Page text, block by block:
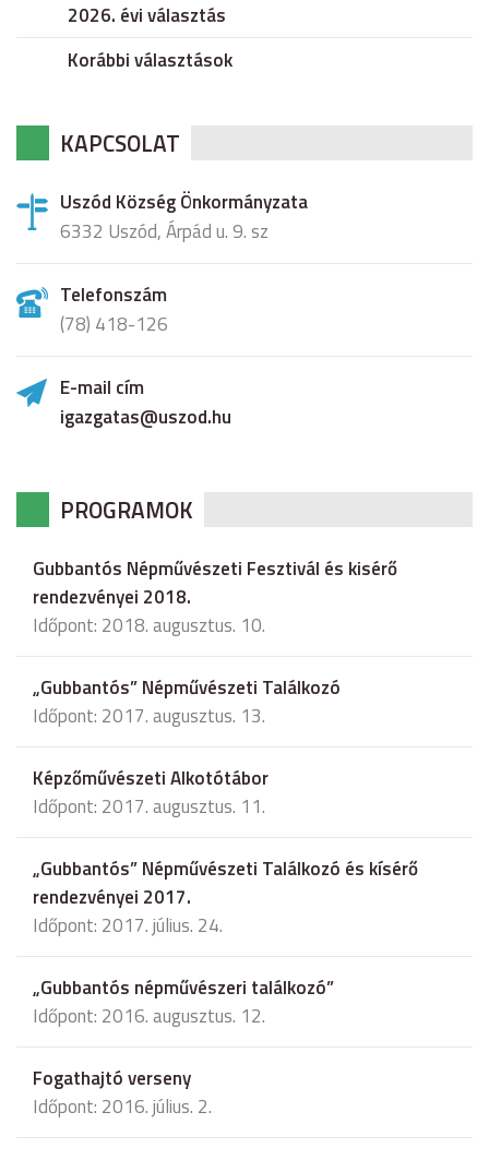
2026. évi választás
Korábbi választások
KAPCSOLAT
Uszód Község Önkormányzata
6332 Uszód, Árpád u. 9. sz
Telefonszám
(78) 418-126
E-mail cím
igazgatas@uszod.hu
PROGRAMOK
Gubbantós Népművészeti Fesztivál és kisérő
rendezvényei 2018.
Időpont: 2018. augusztus. 10.
„Gubbantós” Népművészeti Találkozó
Időpont: 2017. augusztus. 13.
Képzőművészeti Alkotótábor
Időpont: 2017. augusztus. 11.
„Gubbantós” Népművészeti Találkozó és kísérő
rendezvényei 2017.
Időpont: 2017. július. 24.
„Gubbantós népművészeri találkozó”
Időpont: 2016. augusztus. 12.
Fogathajtó verseny
Időpont: 2016. július. 2.